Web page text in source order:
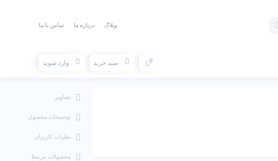
وبلاگ درباره ما تماس با ما
0 سبد خرید وارد شوید
تصاویر
توضیحات محصول
نظرات کاربران
محصولات مرتبط